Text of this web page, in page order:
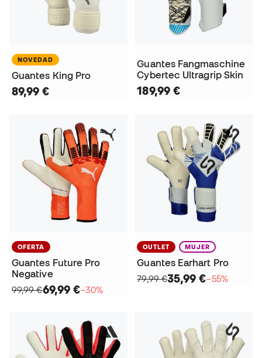
NOVEDAD
Guantes King Pro
89,99 €
Guantes Fangmaschine
Cybertec Ultragrip Skin
189,99 €
OFERTA
Guantes Future Pro
Negative
99,99 €69,99 €−30%
OUTLET MUJER
Guantes Earhart Pro
79,99 €35,99 €−55%